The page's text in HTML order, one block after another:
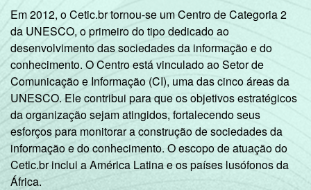
constituem os seguintes segmentos da
CNAE 1.0: seção D, F, G, H, I, K e a seção O
sem os grupos 90 e 91. Respostas múltiplas
e estimuladas referentes a
outubro/novembro de 2008.
A categoria "O - Outros serviços coletivos,
sociais e pessoais" não reúne os grupos 90-
Limpeza urbana e esgoto e Atividades
relacionadas e 91 atividades associativas.
Veja a tabela deerros estatísticos
aproximados
Em 2012, o Cetic.br tornou-se um Centro de Categoria 2
da UNESCO, o primeiro do tipo dedicado ao
desenvolvimento das sociedades da informação e do
conhecimento. O Centro está vinculado ao Setor de
Comunicação e Informação (CI), uma das cinco áreas da
UNESCO. Ele contribui para que os objetivos estratégicos
da organização sejam atingidos, fortalecendo seus
esforços para monitorar a construção de sociedades da
informação e do conhecimento. O escopo de atuação do
Cetic.br inclui a América Latina e os países lusófonos da
África.